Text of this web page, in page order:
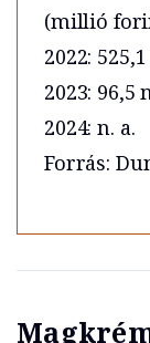
(millió
2022:
2023:
2024: n. a.
Forrás: